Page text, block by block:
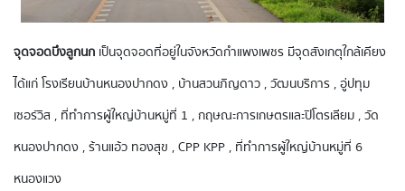
จุดจอดบึงลูกนก เป็นจุดจอดที่อยู่ในจังหวัดกำแพงเพชร มีจุดสังเกตุใกล้เคียง
ได้แก่ โรงเรียนบ้านหนองปากดง , บ้านสวนภิญดาว , วัฒนบริการ , อู่ปทุม
เซอร์วิส , ที่ทำการผู้ใหญ่บ้านหมู่ที่ 1 , กฤษณะการเกษตรและปิโตรเลียม , วัด
หนองปากดง , ร้านแอ้ว ทองสุข , CPP KPP , ที่ทำการผู้ใหญ่บ้านหมู่ที่ 6
หนองแวง